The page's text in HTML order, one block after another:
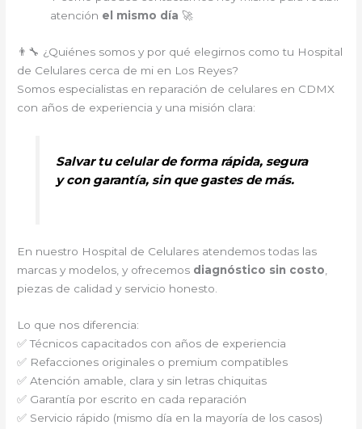
atención el mismo día 🚀
👨‍🔧 ¿Quiénes somos y por qué elegirnos como tu Hospital
de Celulares cerca de mi en Los Reyes?
Somos especialistas en reparación de celulares en CDMX
con años de experiencia y una misión clara:
Salvar tu celular de forma rápida, segura
y con garantía, sin que gastes de más.
En nuestro Hospital de Celulares atendemos todas las
marcas y modelos, y ofrecemos diagnóstico sin costo,
piezas de calidad y servicio honesto.
Lo que nos diferencia:
✅ Técnicos capacitados con años de experiencia
✅ Refacciones originales o premium compatibles
✅ Atención amable, clara y sin letras chiquitas
✅ Garantía por escrito en cada reparación
✅ Servicio rápido (mismo día en la mayoría de los casos)